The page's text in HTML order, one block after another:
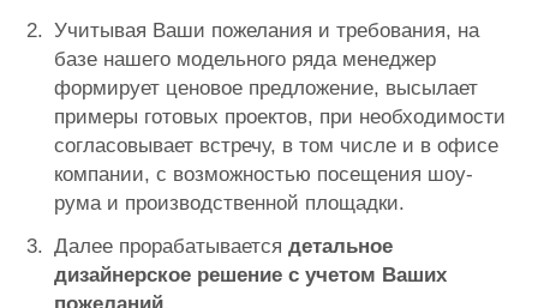
Учитывая Ваши пожелания и требования, на
базе нашего модельного ряда менеджер
формирует ценовое предложение, высылает
примеры готовых проектов, при необходимости
согласовывает встречу, в том числе и в офисе
компании, с возможностью посещения шоу-
рума и производственной площадки.
Далее прорабатывается детальное
дизайнерское решение с учетом Ваших